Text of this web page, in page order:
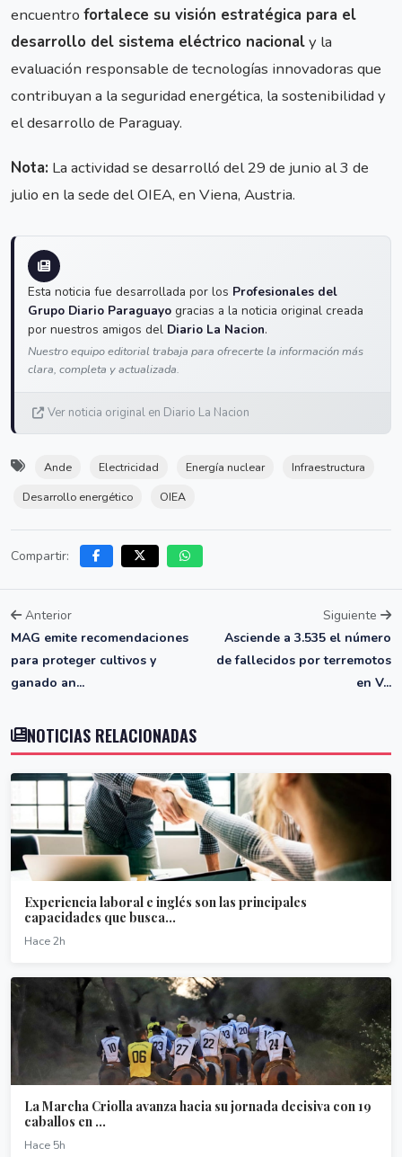
encuentro fortalece su visión estratégica para el
desarrollo del sistema eléctrico nacionaly la
evaluación responsable de tecnologías innovadoras que
contribuyan a la seguridad energética, la sostenibilidad y
el desarrollo de Paraguay.
Nota: La actividad se desarrolló del 29 de junio al 3 de
julio en la sede del OIEA, en Viena, Austria.
Esta noticia fue desarrollada por los Profesionales del
Grupo Diario Paraguayo gracias a la noticia original creada
por nuestros amigos del Diario La Nacion.
Nuestro equipo editorial trabaja para ofrecerte la información más
clara, completa y actualizada.
Ver noticia original en Diario La Nacion
Ande Electricidad Energía nuclear
Infraestructura
Desarrollo energético
OIEA
Compartir:
Anterior
MAG emite recomendaciones
para proteger cultivos y
ganado an...
Siguiente
Asciende a 3.535 el número
de fallecidos por terremotos
en V...
NOTICIAS RELACIONADAS
Experiencia laboral e inglés son las principales
capacidades que busca...
Hace 2h
La Marcha Criolla avanza hacia su jornada decisiva con 19
caballos en ...
Hace 5h